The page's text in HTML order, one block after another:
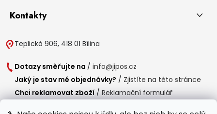
Kontakty
Teplická 906, 418 01 Bílina
Dotazy směřujte na / info@jipos.cz
Jaký je stav mé objednávky? / Zjistíte na této stránce
Chci reklamovat zboží / Reklamační formulář